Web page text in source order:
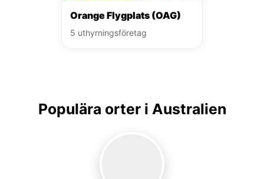
Orange Flygplats (OAG)
5 uthyrningsföretag
Populära orter i Australien